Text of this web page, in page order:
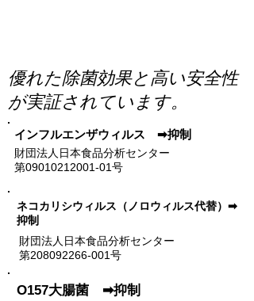
​優れた除菌効果と ​高い安全性
が実証されています。
​インフルエンザウィルス ➡抑制
​財団法人日本食品分析センター
第09010212001-01号​
​ネコカリシウィルス（ノロウィルス代替）➡
抑制
​財団法人日本食品分析センター
第208092266-001号​
O157大腸菌​ ​ ➡抑制